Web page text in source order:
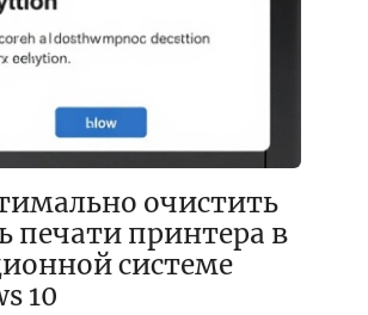
очистить
печати принтера в
системе
10